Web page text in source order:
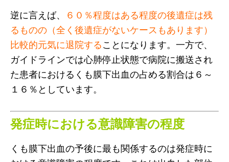
逆に言えば、
６０％程度はある程度の後遺症は残
るものの（全く後遺症がないケースもあります）
比較的元気に退院することになります。一方で、
ガイドラインでは心肺停止状態で病院に搬送され
た患者におけるくも膜下出血の占める割合は６～
１６％としています。
発症時における意識障害の程度
くも膜下出血の予後に最も関係するのは発症時に